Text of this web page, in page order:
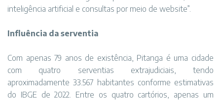
inteligência artificial e consultas por meio de website”.
Influência da serventia
Com apenas 79 anos de existência, Pitanga é uma cidade
com quatro serventias extrajudiciais, tendo
aproximadamente 33.567 habitantes conforme estimativas
do IBGE de 2022. Entre os quatro cartórios, apenas um